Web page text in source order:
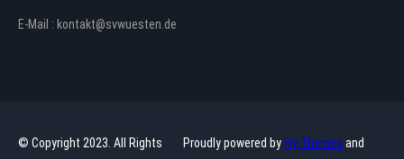
E-Mail : kontakt@svwuesten.de
© Copyright 2023. All Rights
Proudly powered by Fly Themes and